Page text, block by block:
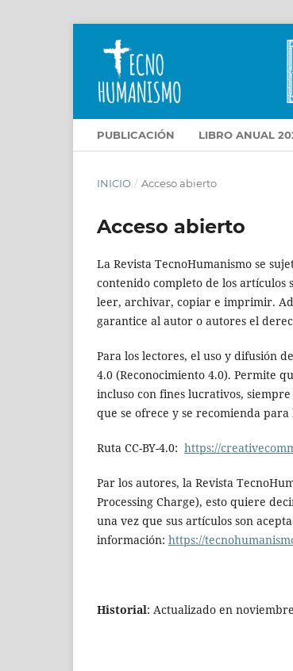
PUBLICACIÓN LIBRO ANUAL
INICIO / Acceso abierto
Acceso abierto
La Revista TecnoHumanismo se
contenido completo de los artículos
leer, archivar, copiar e imprimir.
garantice al autor o autores el
Para los lectores, el uso y difusión
4.0 (Reconocimiento 4.0). Permite
incluso con fines lucrativos,
que se ofrece y se recomienda
Ruta CC-BY-4.0: https://
Par los autores, la Revista
Processing Charge), esto quiere
una vez que sus artículos son
información: https://
Historial: Actualizado en